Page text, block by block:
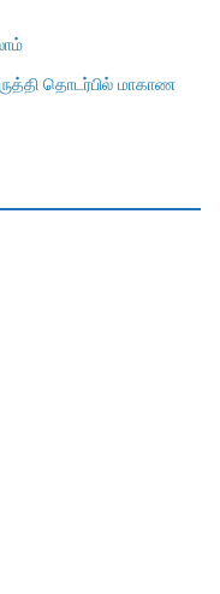
தொடர்பில் மாகாண